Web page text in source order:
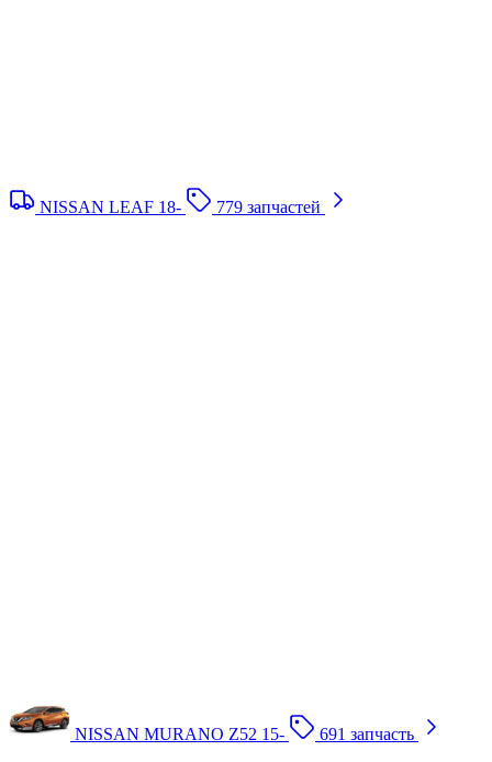
NISSAN LEAF 18- 779 запчастей
NISSAN MURANO Z52 15- 691 запчасть